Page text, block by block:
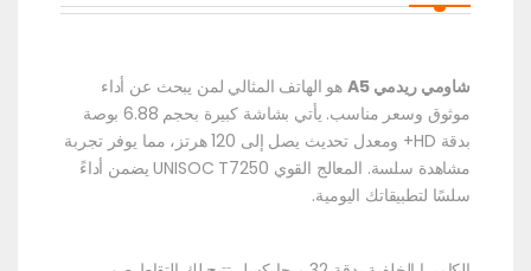
شاومي ريدمي A5
هو الهاتف المثالي لمن يبحث عن أداء
موثوق وسعر مناسب. يأتي بشاشة كبيرة بحجم 6.88 بوصة
بدقة HD+ ومعدل تحديث يصل إلى 120 هرتز، مما يوفر تجربة
مشاهدة سلسة. المعالج القوي UNISOC T7250 يضمن أداءً
سلسًا لتطبيقاتك اليومية.